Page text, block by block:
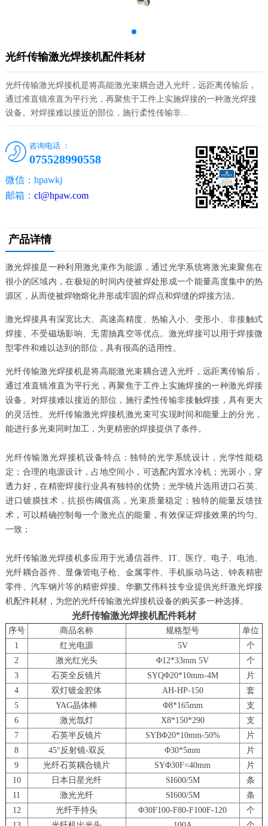
光纤传输激光焊接机配件耗材
光纤传输激光焊接机是将高能激光束耦合进入光纤，远距离传输后，
通过准直镜准直为平行光，再聚焦于工件上实施焊接的一种激光焊接
设备。对焊接难以接近的部位，施行柔性传输非...
咨询电话 ：
075528990558
微信：hpawkj
邮箱： cl@hpaw.com
产品详情
激光焊接是一种利用激光束作为能源，通过光学系统将激光束聚焦在
很小的区域内，在极短的时间内使被焊处形成一个能量高度集中的热
源区，从而使被焊物熔化并形成牢固的焊点和焊缝的焊接方法。
激光焊接具有深宽比大、高速高精度、热输入小、变形小、非接触式
焊接、不受磁场影响、无需抽真空等优点。激光焊接可以用于焊接微
型零件和难以达到的部位，具有很高的适用性。
光纤传输激光焊接机是将高能激光束耦合进入光纤，远距离传输后，
通过准直镜准直为平行光，再聚焦于工件上实施焊接的一种激光焊接
设备。对焊接难以接近的部位，施行柔性传输非接触焊接，具有更大
的灵活性。光纤传输激光焊接机激光束可实现时间和能量上的分光，
能进行多光束同时加工，为更精密的焊接提供了条件。
光纤传输激光焊接机​设备特点：独特的光学系统设计，光学性能稳
定；合理的电源设计，占地空间小，可选配内置水冷机；光斑小，穿
透力好，在精密焊接行业具有独特的优势；光学镜片选用进口石英、
进口镀膜技术，抗损伤阈值高，光束质量稳定；​独特的能量反馈技
术，可以精确控制每一个激光点的能量，有效保证焊接效果的均匀、
一致；
光纤传输激光焊接机多应用于光通信器件、IT、医疗、电子、电池、
光纤耦合器件、显像管电子枪、金属零件、手机振动马达、钟表精密
零件、汽车钢片等的精密焊接。华鹏艾伟科技专业提供光纤激光焊接
机配件耗材，为您的光纤传输激光焊接机设备的购买多一种选择。
光纤传输激光焊接机配件耗材
序号 商品名称 规格型号
单位
1
红光电源 5V
个
2
激光红光头 Φ12*33mm 5V
个
3
石英全反镜片 SYQΦ20*10mm-4M
片
4
双灯镀金腔体 AH-HP-150
套
5
YAG晶体棒 Φ8*165mm
支
6
激光氙灯 X8*150*290
支
7
石英半反镜片 SYBΦ20*10mm-50%
片
8
45°反射镜-双反 Φ30*5mm
片
9
光纤石英耦合镜片 SYΦ30F=40mm
片
10
日本日星光纤 SI600/5M
条
11
激光光纤 SI600/5M
条
12
光纤手持头 Φ30F100-F80-F100F-120
个